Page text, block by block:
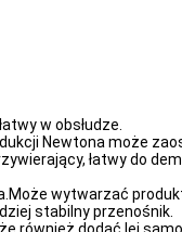
w obsłudze.
Newtona może
łatwy do
wytwarzać
stabilny przenośnik.